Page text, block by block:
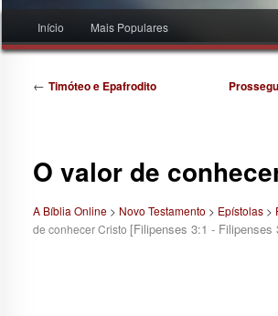
Pular para o conteúdo principal
Pular para o conteúdo secundário
Início Mais Populares
Navegação de posts
← Timóteo e Epafrodito
O valor de
A Bíblia Online> Novo Testamento > Epístolas>
de conhecer Cristo [Filipenses 3:1 - Filipenses